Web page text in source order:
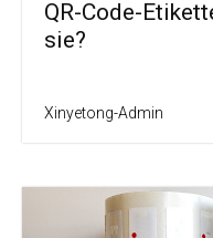
QR-Code-
sie?
Xinyetong-Admin